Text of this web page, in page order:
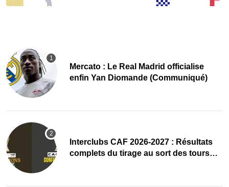
Mercato : Le Real Madrid officialise
enfin Yan Diomande (Communiqué)
Interclubs CAF 2026-2027 : Résultats
complets du tirage au sort des tours